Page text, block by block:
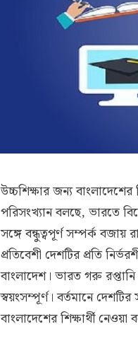
উচ্চশিক্ষার জন্য
পরিসংখ্যান বলছে, ভারতে
সঙ্গে বন্ধুত্বপূর্ণ সম্পর্ক বজায়
প্রতিবেশী দেশটির প্রতি
বাংলাদেশ। ভারত গরু
স্বয়ংসম্পূর্ণ। বর্তমানে
বাংলাদেশের শিক্ষার্থী